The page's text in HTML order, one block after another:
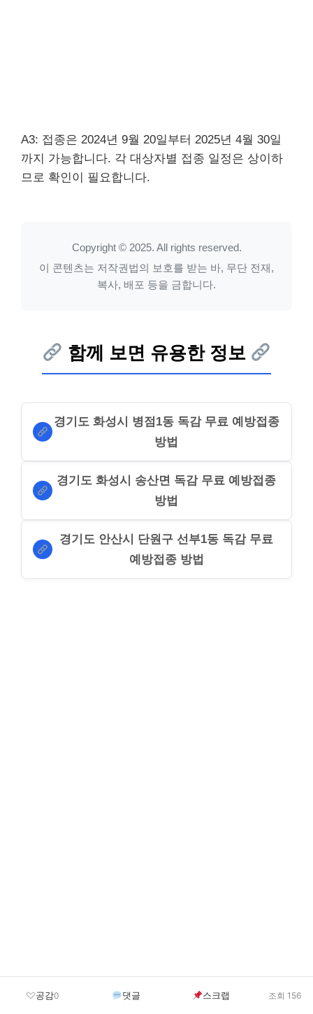
A3: 접종은 2024년 9월 20일부터 2025년 4월 30일
까지 가능합니다. 각 대상자별 접종 일정은 상이하
므로 확인이 필요합니다.
Copyright © 2025. All rights reserved.
이 콘텐츠는 저작권법의 보호를 받는 바, 무단 전재,
복사, 배포 등을 금합니다.
함께 보면 유용한 정보
경기도 화성시 병점1동 독감 무료 예방접종
방법
경기도 화성시 송산면 독감 무료 예방접종
방법
경기도 안산시 단원구 선부1동 독감 무료
예방접종 방법
공감0 댓글 스크랩 조회 156